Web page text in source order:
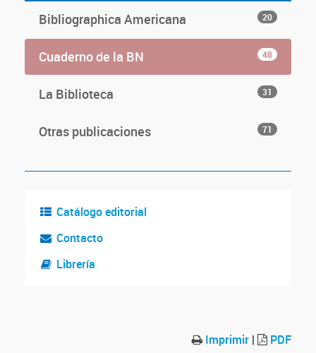
Bibliographica Americana 20
Cuaderno de la BN 48
La Biblioteca 31
Otras publicaciones 71
Catálogo editorial
Contacto
Librería
Imprimir | PDF